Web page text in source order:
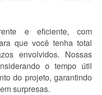
e eficiente, com
que você tenha total
envolvidos. Nossas
o tempo útil
do projeto, garantindo
surpresas.